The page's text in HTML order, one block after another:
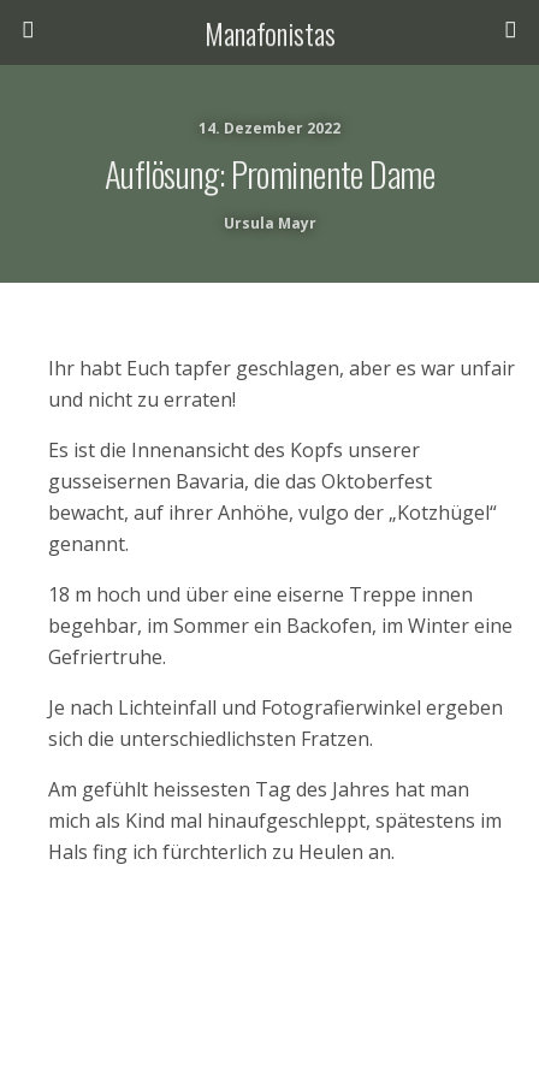
Manafonistas
14. Dezember 2022
Auflösung: Prominente Dame
Ursula Mayr
Ihr habt Euch tapfer geschlagen, aber es war unfair
und nicht zu erraten!
Es ist die Innenansicht des Kopfs unserer
gusseisernen Bavaria, die das Oktoberfest
bewacht, auf ihrer Anhöhe, vulgo der „Kotzhügel“
genannt.
18 m hoch und über eine eiserne Treppe innen
begehbar, im Sommer ein Backofen, im Winter eine
Gefriertruhe.
Je nach Lichteinfall und Fotografierwinkel ergeben
sich die unterschiedlichsten Fratzen.
Am gefühlt heissesten Tag des Jahres hat man
mich als Kind mal hinaufgeschleppt, spätestens im
Hals fing ich fürchterlich zu Heulen an.